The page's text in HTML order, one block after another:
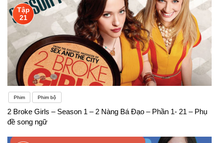
Tập
21
Phim Phim bộ
2 Broke Girls – Season 1 – 2 Nàng Bá Đạo – Phần 1- 21 – Phụ
đề song ngữ